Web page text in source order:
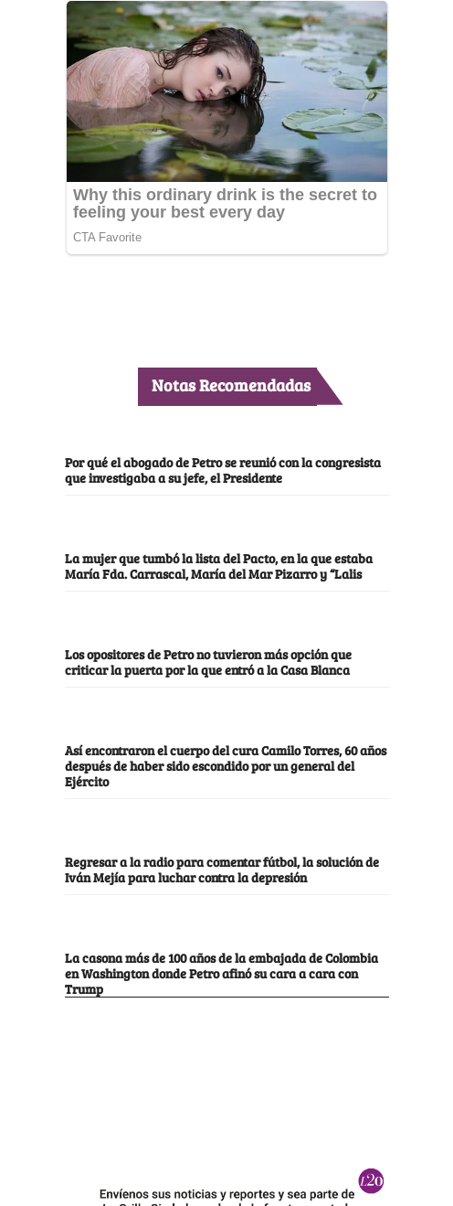
Notas Recomendadas
Por qué el abogado de Petro se reunió con la congresista
que investigaba a su jefe, el Presidente
La mujer que tumbó la lista del Pacto, en la que estaba
María Fda. Carrascal, María del Mar Pizarro y “Lalis
Los opositores de Petro no tuvieron más opción que
criticar la puerta por la que entró a la Casa Blanca
Así encontraron el cuerpo del cura Camilo Torres, 60 años
después de haber sido escondido por un general del
Ejército
Regresar a la radio para comentar fútbol, la solución de
Iván Mejía para luchar contra la depresión
La casona más de 100 años de la embajada de Colombia
en Washington donde Petro afinó su cara a cara con
Trump